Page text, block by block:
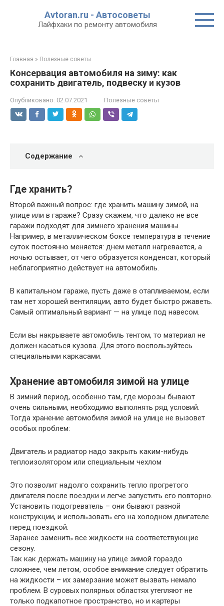
Avtoran.ru - Автосоветы
Лайфхаки по ремонту автомобиля
Главная » Полезные советы
Консервация автомобиля на зиму: как
сохранить двигатель, подвеску и кузов
Опубликовано: 02.07.2021 Полезные советы
Содержание
Где хранить?
Второй важный вопрос: где хранить машину зимой, на
улице или в гараже? Сразу скажем, что далеко не все
гаражи подходят для зимнего хранения машины.
Например, в металлическом боксе температура в течение
суток постоянно меняется: днем металл нагревается, а
ночью остывает, от чего образуется конденсат, который
неблагоприятно действует на автомобиль.
В капитальном гараже, пусть даже в отапливаемом, если
там нет хорошей вентиляции, авто будет быстро ржаветь.
Самый оптимальный вариант — на улице под навесом.
Если вы накрываете автомобиль тентом, то материал не
должен касаться кузова. Для этого воспользуйтесь
специальными каркасами.
Хранение автомобиля зимой на улице
В зимний период, особенно там, где морозы бывают
очень сильными, необходимо выполнять ряд условий.
Тогда хранение автомобиля зимой на улице не вызовет
особых проблем:
Двигатель и радиатор надо закрыть каким-нибудь
теплоизолятором или специальным чехлом
Это позволит надолго сохранить тепло прогретого
двигателя после поездки и легче запустить его повторно.
Установить подогреватель – они бывают разной
конструкции, и использовать его на холодном двигателе
перед поездкой.
Заранее заменить все жидкости на соответствующие
сезону.
Так как держать машину на улице зимой гораздо
сложнее, чем летом, особое внимание следует обратить
на жидкости – их замерзание может вызвать немало
проблем. В суровых полярных областях утепляют не
только подкапотное пространство, но и картеры